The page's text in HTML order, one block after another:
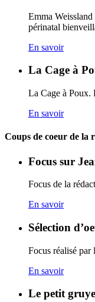
Emma
périnatal
En savoir
La Cage à
La Cage à
En savoir
Coups de coeur de la
Focus sur
Focus de la
En savoir
Sélection
Focus réalisé
En savoir
Le petit